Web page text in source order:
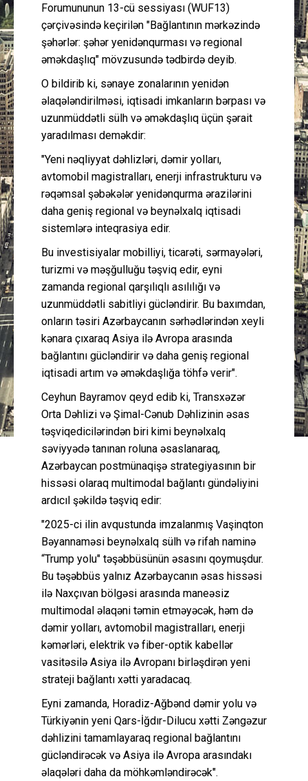
Əlaqə
Forumununun 13-cü sessiyası (WUF13)
çərçivəsində keçirilən "Bağlantının mərkəzində
şəhərlər: şəhər yenidənqurması və regional
əməkdaşlıq" mövzusundə tədbirdə deyib.
O bildirib ki, sənaye zonalarının yenidən
əlaqələndirilməsi, iqtisadi imkanların bərpası və
uzunmüddətli sülh və əməkdaşlıq üçün şərait
yaradılması deməkdir:
"Yeni nəqliyyat dəhlizləri, dəmir yolları,
avtomobil magistralları, enerji infrastrukturu və
rəqəmsal şəbəkələr yenidənqurma ərazilərini
daha geniş regional və beynəlxalq iqtisadi
sistemlərə inteqrasiya edir.
Bu investisiyalar mobilliyi, ticarəti, sərmayələri,
turizmi və məşğulluğu təşviq edir, eyni
zamanda regional qarşılıqlı asılılığı və
uzunmüddətli sabitliyi gücləndirir. Bu baxımdan,
onların təsiri Azərbaycanın sərhədlərindən xeyli
kənara çıxaraq Asiya ilə Avropa arasında
bağlantını gücləndirir və daha geniş regional
iqtisadi artım və əməkdaşlığa töhfə verir".
Ceyhun Bayramov qeyd edib ki, Transxəzər
Orta Dəhlizi və Şimal-Cənub Dəhlizinin əsas
təşviqedicilərindən biri kimi beynəlxalq
səviyyədə tanınan roluna əsaslanaraq,
Azərbaycan postmünaqişə strategiyasının bir
hissəsi olaraq multimodal bağlantı gündəliyini
ardıcıl şəkildə təşviq edir:
"2025-ci ilin avqustunda imzalanmış Vaşinqton
Bəyannaməsi beynəlxalq sülh və rifah naminə
“Trump yolu" təşəbbüsünün əsasını qoymuşdur.
Bu təşəbbüs yalnız Azərbaycanın əsas hissəsi
ilə Naxçıvan bölgəsi arasında maneəsiz
multimodal əlaqəni təmin etməyəcək, həm də
dəmir yolları, avtomobil magistralları, enerji
kəmərləri, elektrik və fiber-optik kabellər
vasitəsilə Asiya ilə Avropanı birləşdirən yeni
strateji bağlantı xətti yaradacaq.
Eyni zamanda, Horadiz-Ağbənd dəmir yolu və
Türkiyənin yeni Qars-İğdır-Dilucu xətti Zəngəzur
dəhlizini tamamlayaraq regional bağlantını
gücləndirəcək və Asiya ilə Avropa arasındakı
əlaqələri daha da möhkəmləndirəcək".